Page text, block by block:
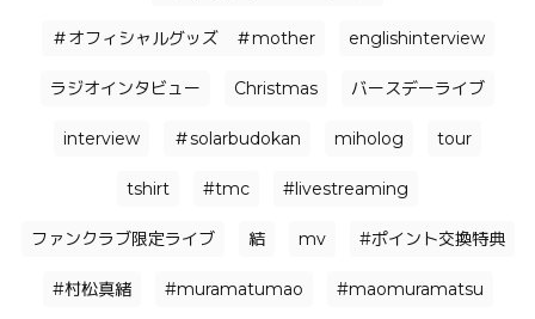
＃オフィシャルグッズ ＃mother englishinterview
ラジオインタビュー Christmas バースデーライブ
interview ＃solarbudokan miholog tour
tshirt #tmc #livestreaming
ファンクラブ限定ライブ 結 mv #ポイント交換特典
#村松真緒 #muramatumao #maomuramatsu